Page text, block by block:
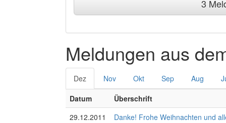
3
Meldungen aus
Dez Nov Okt Sep Aug
Datum
Überschrift
29.12.2011
Danke! Frohe Weihnachten und